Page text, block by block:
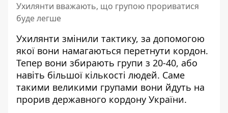
Ухилянти вважають, що групою прориватися
буде легше
Ухилянти змінили тактику, за допомогою
якої вони намагаються перетнути кордон.
Тепер вони збирають групи з 20-40, або
навіть більшої кількості людей. Саме
такими великими групами вони йдуть на
прорив державного кордону України.